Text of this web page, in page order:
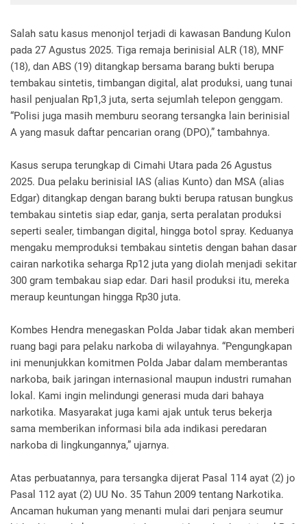
Salah satu kasus menonjol terjadi di kawasan Bandung Kulon
pada 27 Agustus 2025. Tiga remaja berinisial ALR (18), MNF
(18), dan ABS (19) ditangkap bersama barang bukti berupa
tembakau sintetis, timbangan digital, alat produksi, uang tunai
hasil penjualan Rp1,3 juta, serta sejumlah telepon genggam.
“Polisi juga masih memburu seorang tersangka lain berinisial
A yang masuk daftar pencarian orang (DPO),” tambahnya.
Kasus serupa terungkap di Cimahi Utara pada 26 Agustus
2025. Dua pelaku berinisial IAS (alias Kunto) dan MSA (alias
Edgar) ditangkap dengan barang bukti berupa ratusan bungkus
tembakau sintetis siap edar, ganja, serta peralatan produksi
seperti sealer, timbangan digital, hingga botol spray. Keduanya
mengaku memproduksi tembakau sintetis dengan bahan dasar
cairan narkotika seharga Rp12 juta yang diolah menjadi sekitar
300 gram tembakau siap edar. Dari hasil produksi itu, mereka
meraup keuntungan hingga Rp30 juta.
Kombes Hendra menegaskan Polda Jabar tidak akan memberi
ruang bagi para pelaku narkoba di wilayahnya. “Pengungkapan
ini menunjukkan komitmen Polda Jabar dalam memberantas
narkoba, baik jaringan internasional maupun industri rumahan
lokal. Kami ingin melindungi generasi muda dari bahaya
narkotika. Masyarakat juga kami ajak untuk terus bekerja
sama memberikan informasi bila ada indikasi peredaran
narkoba di lingkungannya,” ujarnya.
Atas perbuatannya, para tersangka dijerat Pasal 114 ayat (2) jo
Pasal 112 ayat (2) UU No. 35 Tahun 2009 tentang Narkotika.
Ancaman hukuman yang menanti mulai dari penjara seumur